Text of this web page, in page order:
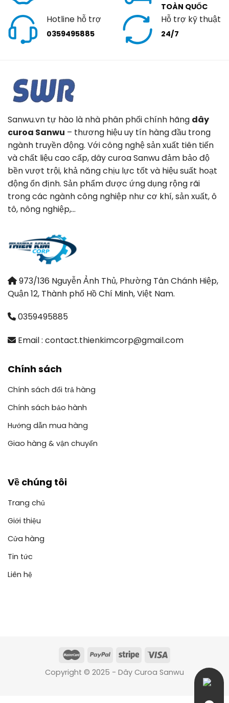
TOÀN QUỐC
Hotline hỗ trợ
0359495885
Hỗ trợ kỹ thuật
24/7
Sanwu.vn tự hào là nhà phân phối chính hãng dây
curoa Sanwu – thương hiệu uy tín hàng đầu trong
ngành truyền động. Với công nghệ sản xuất tiên tiến
và chất liệu cao cấp, dây curoa Sanwu đảm bảo độ
bền vượt trội, khả năng chịu lực tốt và hiệu suất hoạt
động ổn định. Sản phẩm được ứng dụng rộng rãi
trong các ngành công nghiệp như cơ khí, sản xuất, ô
tô, nông nghiệp,…
973/136 Nguyễn Ảnh Thủ, Phường Tân Chánh Hiệp,
Quận 12, Thành phố Hồ Chí Minh, Việt Nam.
0359495885
Email : contact.thienkimcorp@gmail.com
Chính sách
Chính sách đổi trả hàng
Chính sách bảo hành
Hướng dẫn mua hàng
Giao hàng & vận chuyển
Về chúng tôi
Trang chủ
Giới thiệu
Cửa hàng
Tin tức
Liên hệ
Copyright © 2025 - Dây Curoa Sanwu